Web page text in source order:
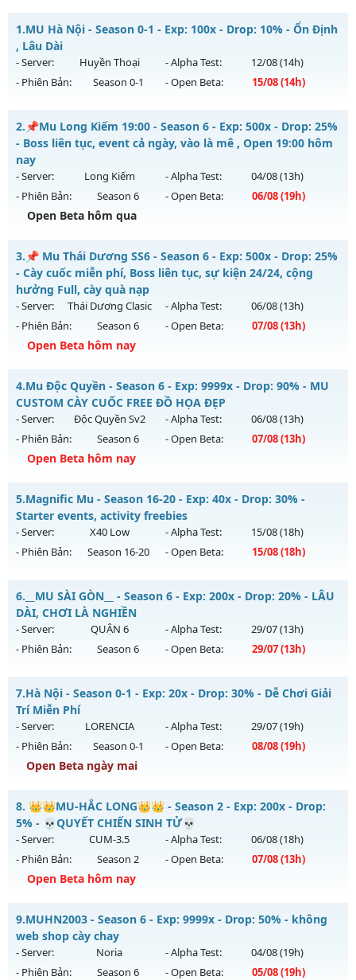
1.MU Hà Nội - Season 0-1 - Exp: 100x - Drop: 10% - Ổn Định
, Lâu Dài
- Server: Huyền Thoại - Alpha Test: 12/08(14h)
- Phiên Bản:
Season 0-1 - Open Beta: 15/08(14h)
MU Hà Nội - Ổn Định , Lâu Dài
Mu mới ra tháng 08 2026 - Mở máy chủHuyền Thoạivào
14h ngày 15/08/2626
Exp: 100x - Drop: 10%
Antihack: ICM
2. 📌Mu Long Kiếm 19:00 - Season 6 - Exp: 500x - Drop: 25%
- Boss liên tục, event cả ngày, vào là mê , Open 19:00 hôm
nay
- Server: Long Kiếm - Alpha Test: 04/08(13h)
- Phiên Bản:
Season 6 - Open Beta: 06/08(19h)
Open Beta hôm qua
📌Mu Long Kiếm 19:00 - Boss liên tục, event cả ngày, vào là
mê , Open 19:00 hôm nay
Mu mới ra tháng 08 2026 - Mở máy chủ
ngày 06/08/2626
Exp: 500x - Drop: 25%
Kiểu reset: Reset In Game
Antihack: VIP SHIELD
3. 📌 Mu Thái Dương SS6 - Season 6 - Exp: 500x - Drop: 25%
- Cày cuốc miễn phí, Boss liên tục, sự kiện 24/24, cộng
hưởng Full, cày quà nạp
- Server: Thái Dương Clasic - Alpha Test: 06/08(13h)
- Phiên Bản:
Season 6 - Open Beta: 07/08(13h)
Open Beta hôm nay
📌 Mu Thái Dương SS6 - Cày cuốc miễn phí, Boss liên tục,
sự kiện 24/24, cộng hưởng Full, cày quà nạp
Mu mới ra tháng 08 2026 - Mở máy chủ
Thái Dương Clasic
vào 13h ngày 07/08/2626
Exp: 500x - Drop: 25%
Thể loại: Mu Nguyên bản Webzen
Antihack: VIP SHIELD
4.Mu Độc Quyền - Season 6 - Exp: 9999x - Drop: 90% - MU
CUSTOM CÀY CUỐC FREE ĐỒ HỌA ĐẸP
- Server: Độc Quyền Sv2 - Alpha Test: 06/08(13h)
- Phiên Bản:
Season 6 - Open Beta: 07/08(13h)
Open Beta hôm nay
Mu Độc Quyền - MU CUSTOM CÀY CUỐC FREE ĐỒ HỌA ĐẸP
Mu mới ra tháng 08 2026 - Mở máy chủ
13h ngày 07/08/2626
Exp: 9999x - Drop: 90%
Thể loại: Mu Custom thêm đồ mới
Antihack: SharkGaurd
5.Magnific Mu - Season 16-20 - Exp: 40x - Drop: 30% -
Starter events, activity freebies
- Server: X40 Low - Alpha Test: 15/08(18h)
- Phiên Bản:
Season 16-20 - Open Beta: 15/08(18h)
Magnific Mu - Starter events, activity freebies
Mu mới ra tháng 08 2026 - Mở máy chủ
ngày 15/08/2626
Exp: 40x - Drop: 30%
Thể loại: Mu Nguyên bản Webzen
Antihack: Mega-Anti
6. __MU SÀI GÒN__ - Season 6 - Exp: 200x - Drop: 20% - LÂU
DÀI, CHƠI LÀ NGHIỀN
- Server: QUẬN 6 - Alpha Test: 29/07(13h)
- Phiên Bản:
Season 6 - Open Beta: 29/07(13h)
__MU SÀI GÒN__ - LÂU DÀI, CHƠI LÀ NGHIỀN
Mu mới ra tháng 07 2026 - Mở máy chủ
ngày 29/07/2626
Exp: 200x - Drop: 20%
Kiểu reset: Reset In Game
Thể loại: Mu Nguyên bản Webzen
Antihack: AntiShark
7.Hà Nội - Season 0-1 - Exp: 20x - Drop: 30% - Dễ Chơi Giải
Trí Miễn Phí
- Server: LORENCIA - Alpha Test: 29/07(19h)
- Phiên Bản:
Season 0-1 - Open Beta: 08/08(19h)
Open Beta ngày mai
Hà Nội - Dễ Chơi Giải Trí Miễn Phí
Mu mới ra tháng 08 2026 - Mở máy chủ
ngày 08/08/2626
Exp: 20x - Drop: 30%
Kiểu reset: Reset In Game
Antihack: gold
8. 👑👑MU-HẮC LONG👑👑 - Season 2 - Exp: 200x - Drop:
5% - 💀QUYẾT CHIẾN SINH TỬ💀
- Server: CUM-3.5 - Alpha Test: 06/08(18h)
- Phiên Bản:
Season 2 - Open Beta: 07/08(13h)
Open Beta hôm nay
👑👑MU-HẮC LONG👑👑 - 💀QUYẾT CHIẾN SINH TỬ💀
Mu mới ra tháng 08 2026 - Mở máy chủ
ngày 07/08/2626
Exp: 200x - Drop: 5%
9.MUHN2003 - Season 6 - Exp: 9999x - Drop: 50% - không
web shop cày chay
- Server: Noria - Alpha Test: 04/08(19h)
- Phiên Bản:
Season 6 - Open Beta: 05/08(19h)